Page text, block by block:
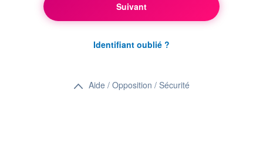
Suivant
Identifiant oublié ?
Aide / Opposition / Sécurité